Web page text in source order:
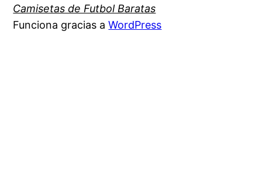
Camisetas de Futbol Baratas
Funciona gracias aWordPress